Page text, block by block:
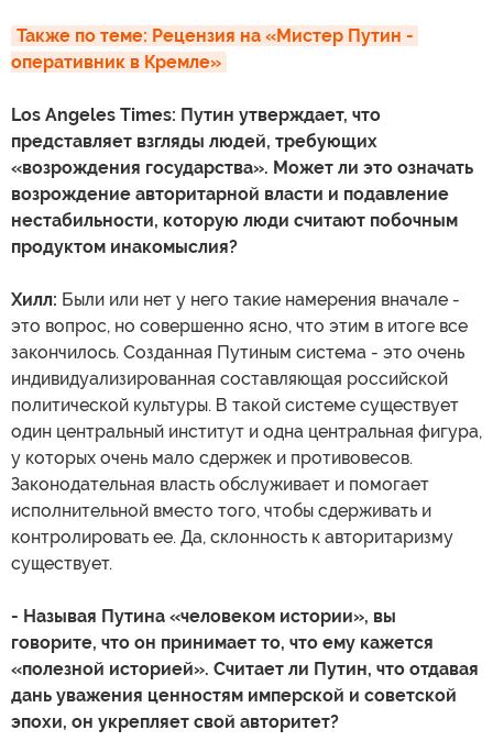
Также по теме: Рецензия на «Мистер Путин -
оперативник в Кремле»
Los Angeles Times: Путин утверждает, что
представляет взгляды людей, требующих
«возрождения государства». Может ли это означать
возрождение авторитарной власти и подавление
нестабильности, которую люди считают побочным
продуктом инакомыслия?
Хилл: Были или нет у него такие намерения вначале -
это вопрос, но совершенно ясно, что этим в итоге все
закончилось. Созданная Путиным система - это очень
индивидуализированная составляющая российской
политической культуры. В такой системе существует
один центральный институт и одна центральная фигура,
у которых очень мало сдержек и противовесов.
Законодательная власть обслуживает и помогает
исполнительной вместо того, чтобы сдерживать и
контролировать ее. Да, склонность к авторитаризму
существует.
- Называя Путина «человеком истории», вы
говорите, что он принимает то, что ему кажется
«полезной историей». Считает ли Путин, что отдавая
дань уважения ценностям имперской и советской
эпохи, он укрепляет свой авторитет?